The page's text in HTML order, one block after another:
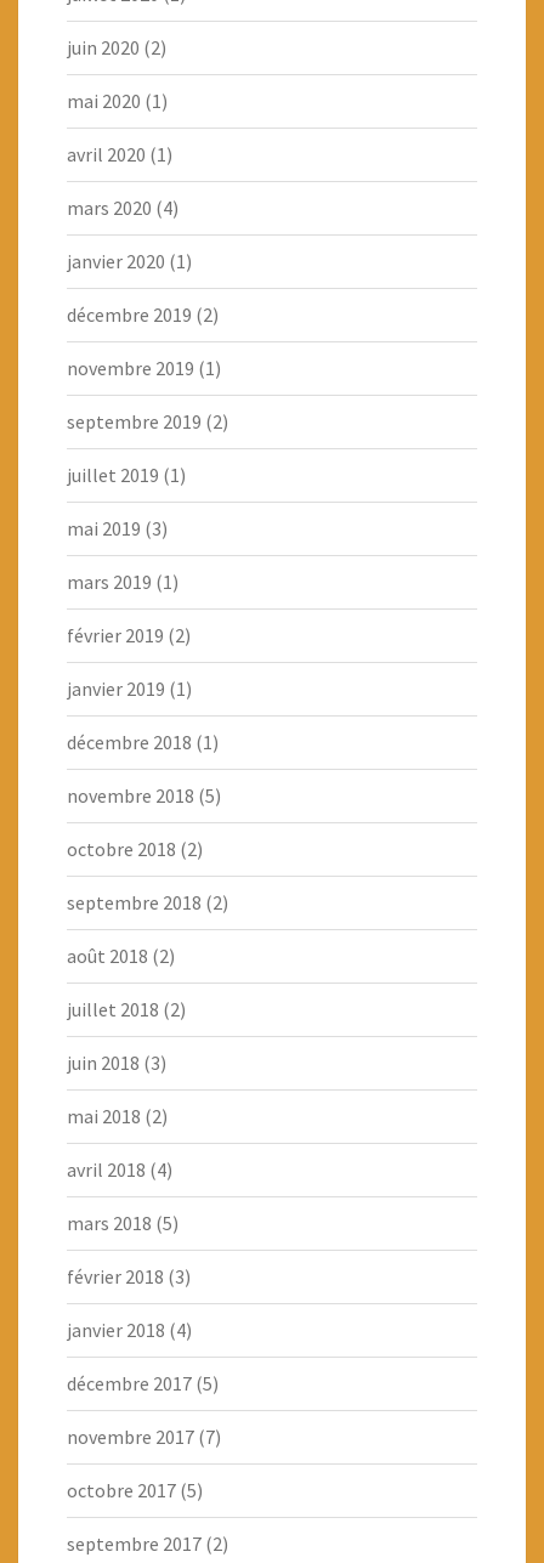
juin 2020 (2)
mai 2020 (1)
avril 2020 (1)
mars 2020 (4)
janvier 2020 (1)
décembre 2019 (2)
novembre 2019 (1)
septembre 2019 (2)
juillet 2019 (1)
mai 2019 (3)
mars 2019 (1)
février 2019 (2)
janvier 2019 (1)
décembre 2018 (1)
novembre 2018 (5)
octobre 2018 (2)
septembre 2018 (2)
août 2018 (2)
juillet 2018 (2)
juin 2018 (3)
mai 2018 (2)
avril 2018 (4)
mars 2018 (5)
février 2018 (3)
janvier 2018 (4)
décembre 2017 (5)
novembre 2017 (7)
octobre 2017 (5)
septembre 2017 (2)